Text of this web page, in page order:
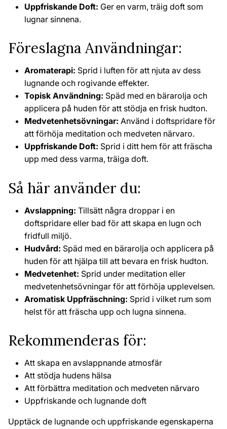
Uppfriskande Doft: Ger en varm, träig doft som
lugnar sinnena.
Föreslagna Användningar:
Aromaterapi: Sprid i luften för att njuta av dess
lugnande och rogivande effekter.
Topisk Användning: Späd med en bärarolja och
applicera på huden för att stödja en frisk hudton.
Medvetenhetsövningar: Använd i doftspridare för
att förhöja meditation och medveten närvaro.
Uppfriskande Doft: Sprid i ditt hem för att fräscha
upp med dess varma, träiga doft.
Så här använder du:
Avslappning: Tillsätt några droppar i en
doftspridare eller bad för att skapa en lugn och
fridfull miljö.
Hudvård: Späd med en bärarolja och applicera på
huden för att hjälpa till att bevara en frisk hudton.
Medvetenhet: Sprid under meditation eller
medvetenhetsövningar för att förhöja upplevelsen.
Aromatisk Uppfräschning: Sprid i vilket rum som
helst för att fräscha upp och lugna sinnena.
Rekommenderas för:
Att skapa en avslappnande atmosfär
Att stödja hudens hälsa
Att förbättra meditation och medveten närvaro
Uppfriskande och lugnande doft
Upptäck de lugnande och uppfriskande egenskaperna